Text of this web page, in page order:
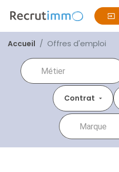
Accueil Offres d'emploi
Contrat